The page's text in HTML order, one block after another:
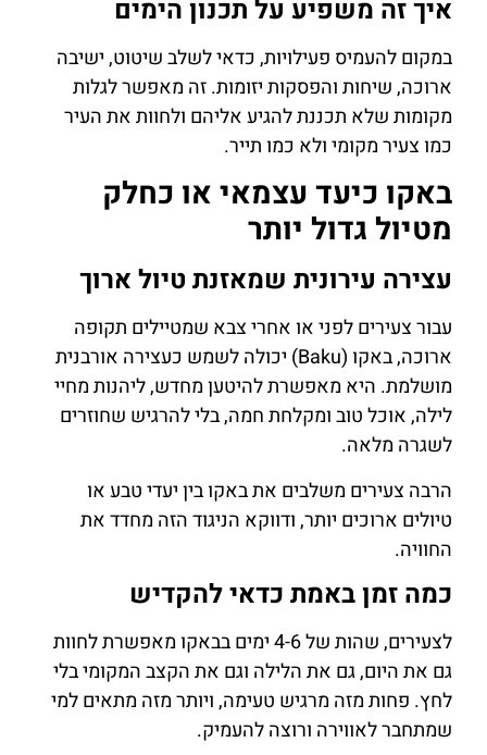
איך זה משפיע על תכנון הימים
במקום להעמיס פעילויות, כדאי לשלב שיטוט, ישיבה
ארוכה, שיחות והפסקות יזומות. זה מאפשר לגלות
מקומות שלא תכננת להגיע אליהם ולחוות את העיר
כמו צעיר מקומי ולא כמו תייר.
באקו כיעד עצמאי או כחלק
מטיול גדול יותר
עצירה עירונית שמאזנת טיול ארוך
עבור צעירים לפני או אחרי צבא שמטיילים תקופה
ארוכה, באקו (Baku) יכולה לשמש כעצירה אורבנית
מושלמת. היא מאפשרת להיטען מחדש, ליהנות מחיי
לילה, אוכל טוב ומקלחת חמה, בלי להרגיש שחוזרים
לשגרה מלאה.
הרבה צעירים משלבים את באקו בין יעדי טבע או
טיולים ארוכים יותר, ודווקא הניגוד הזה מחדד את
החוויה.
כמה זמן באמת כדאי להקדיש
לצעירים, שהות של 4-6 ימים בבאקו מאפשרת לחוות
גם את היום, גם את הלילה וגם את הקצב המקומי בלי
לחץ. פחות מזה מרגיש טעימה, ויותר מזה מתאים למי
שמתחבר לאווירה ורוצה להעמיק.